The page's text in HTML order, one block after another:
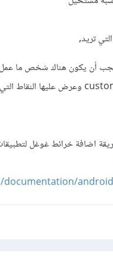
تريد,
اضافة خرائط غوغل